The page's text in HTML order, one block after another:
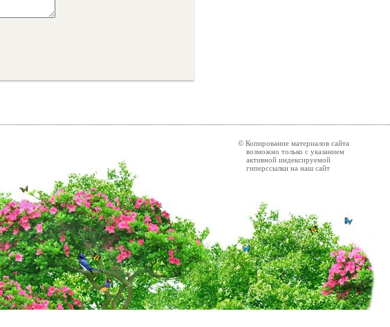
© Копирование материалов сайта
возможно только с указанием
активной индексируемой
гиперссылки на наш сайт